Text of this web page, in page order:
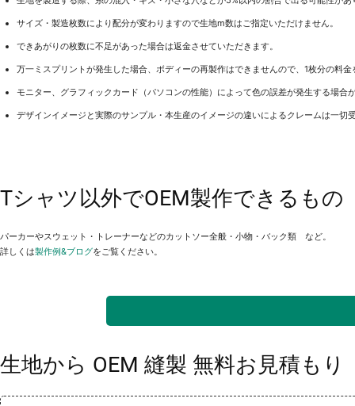
サイズ・製造枚数により配分が変わりますので生地m数はご指定いただけません。
できあがりの枚数に不足があった場合は返金させていただきます。
万一ミスプリントが発生した場合、ボディーの再製作はできませんので、1枚分の料
モニター、グラフィックカード（パソコンの性能）によって色の誤差が発生する場合
デザインイメージと実際のサンプル・本生産のイメージの違いによるクレームは一
Tシャツ以外でOEM製作できるもの
パーカーやスウェット・トレーナーなどのカットソー全般・小物・バック類 など。
詳しくは製作例&ブログをご覧ください。
生地から OEM 縫製 無料お見積もり